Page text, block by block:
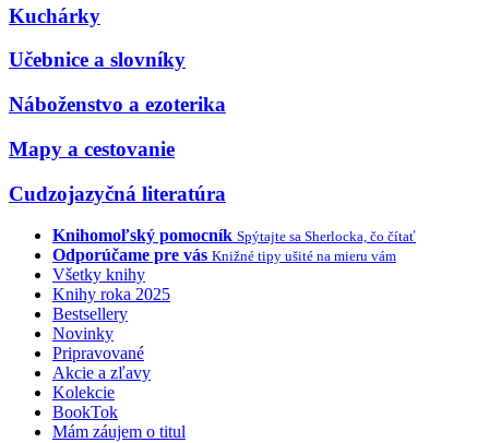
Kuchárky
Učebnice a slovníky
Náboženstvo a ezoterika
Mapy a cestovanie
Cudzojazyčná literatúra
Knihomoľský pomocník Spýtajte sa Sherlocka, čo čítať
Odporúčame pre vás Knižné tipy ušité na mieru vám
Všetky knihy
Knihy roka 2025
Bestsellery
Novinky
Pripravované
Akcie a zľavy
Kolekcie
BookTok
Mám záujem o titul